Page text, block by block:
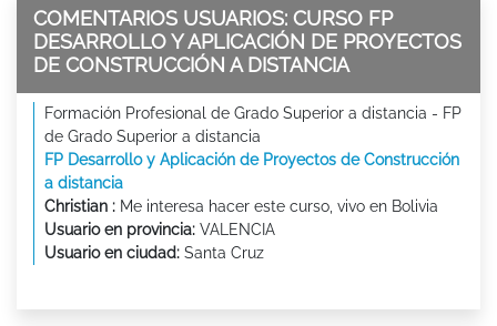
COMENTARIOS USUARIOS: CURSO FP
DESARROLLO Y APLICACIÓN DE PROYECTOS
DE CONSTRUCCIÓN A DISTANCIA
Formación Profesional de Grado Superior a distancia - FP
de Grado Superior a distancia
FP Desarrollo y Aplicación de Proyectos de Construcción
a distancia
Christian : Me interesa hacer este curso, vivo en Bolivia
Usuario en provincia: VALENCIA
Usuario en ciudad: Santa Cruz